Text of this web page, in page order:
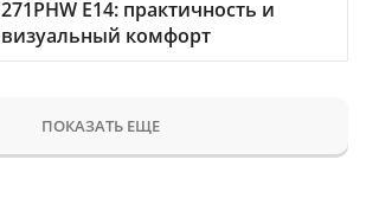
271PHW E14: практичность и
визуальный комфорт
ПОКАЗАТЬ ЕЩЕ